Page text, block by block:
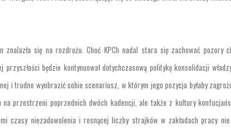
się na rozdrożu. Choć KPCh nadal stara się zachować pozory
będzie kontynuował dotychczasową politykę konsolidacji
i trudno wyobrazić sobie scenariusz, w którym jego pozycja byłaby
przestrzeni poprzednich dwóch kadencji, ale także z kultury
czasy niezadowolenia i rosnącej liczby strajków w zakładach pracy